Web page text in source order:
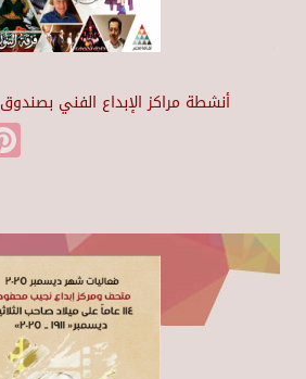
أنشطة مراكز الإبداع الفني بصندوق